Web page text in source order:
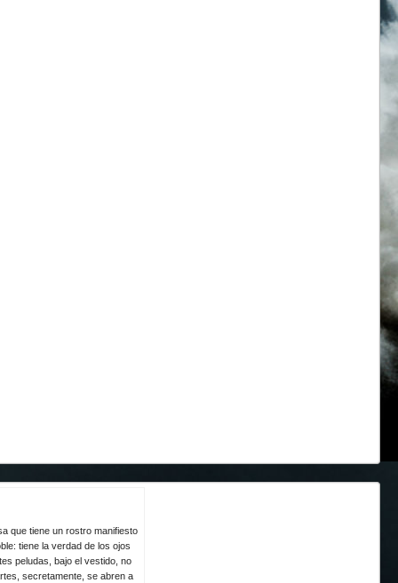
que tiene un rostro manifiesto
tiene la verdad de los ojos
peludas, bajo el vestido, no
secretamente, se abren a